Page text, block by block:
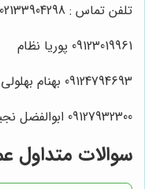
تلفن تماس : 02133904298
09123019961 پوریا نظام
09124794693 بهنام بهلولی
09127932300 ابوالفضل نجیمی
سوالات متداول